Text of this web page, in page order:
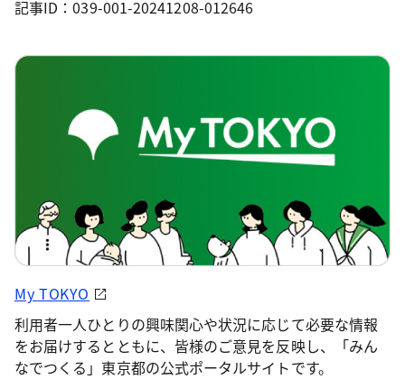
記事ID：039-001-20241208-012646
My TOKYO
利用者一人ひとりの興味関心や状況に応じて必要な情報
をお届けするとともに、皆様のご意見を反映し、「みん
なでつくる」東京都の公式ポータルサイトです。